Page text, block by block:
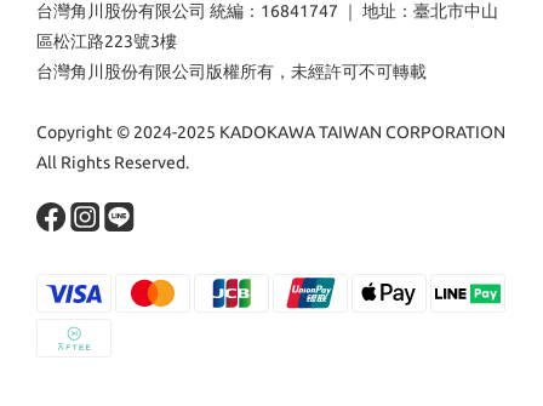
台灣角川股份有限公司 統編：16841747 ｜ 地址：臺北市中山
區松江路223號3樓
台灣角川股份有限公司版權所有，未經許可不可轉載
Copyright © 2024-2025 KADOKAWA TAIWAN CORPORATION
All Rights Reserved.